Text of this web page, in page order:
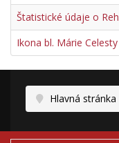
Štatistické údaje o
Ikona bl. Márie
Hlavná stránka